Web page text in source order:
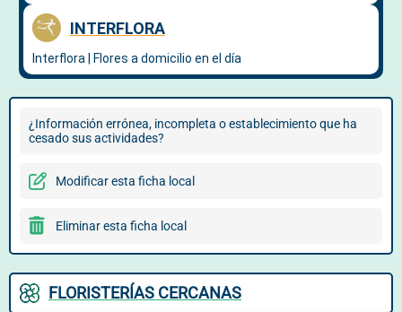
¿Información errónea, incompleta o establecimiento que ha
cesado sus actividades?
Modificar esta ficha local
Eliminar esta ficha local
FLORISTERÍAS CERCANAS